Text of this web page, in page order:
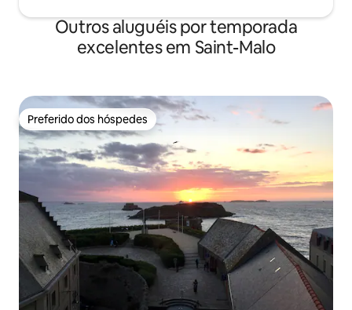
Outros aluguéis por temporada
excelentes em Saint-Malo
Preferido dos hóspedes
Preferido dos hóspedes